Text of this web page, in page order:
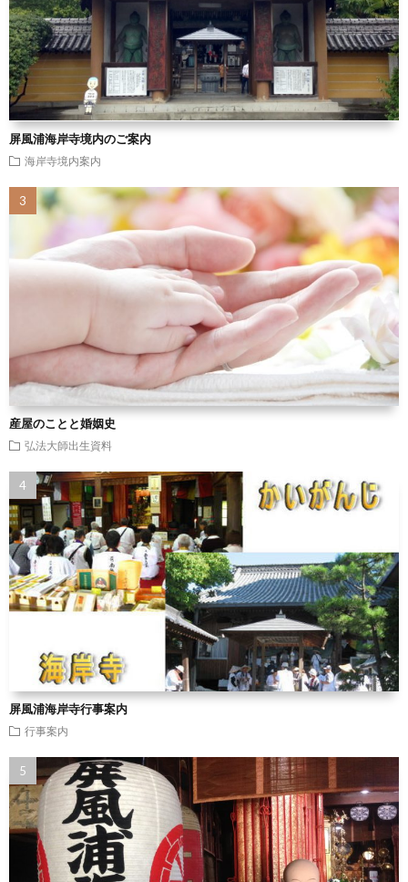
屏風浦海岸寺境内のご案内
海岸寺境内案内
産屋のことと婚姻史
弘法大師出生資料
屏風浦海岸寺行事案内
行事案内